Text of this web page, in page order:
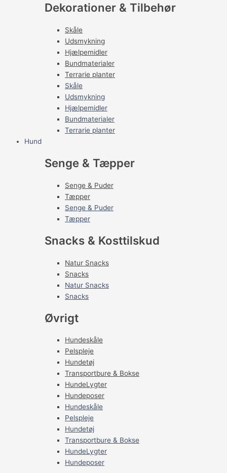
Dekorationer & Tilbehør
Skåle
Udsmykning
Hjælpemidler
Bundmaterialer
Terrarie planter
Skåle
Udsmykning
Hjælpemidler
Bundmaterialer
Terrarie planter
Hund
Senge & Tæpper
Senge & Puder
Tæpper
Senge & Puder
Tæpper
Snacks & Kosttilskud
Natur Snacks
Snacks
Natur Snacks
Snacks
Øvrigt
Hundeskåle
Pelspleje
Hundetøj
Transportbure & Bokse
HundeLygter
Hundeposer
Hundeskåle
Pelspleje
Hundetøj
Transportbure & Bokse
HundeLygter
Hundeposer